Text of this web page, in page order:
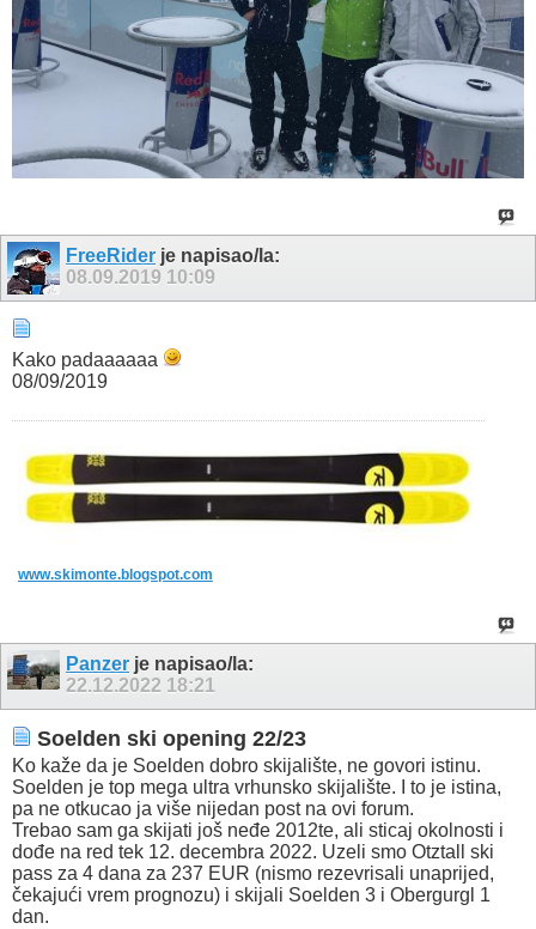
FreeRider je napisao/la:
08.09.2019 10:09
Kako padaaaaaa
08/09/2019
www.skimonte.blogspot.com
Panzer je napisao/la:
22.12.2022 18:21
Soelden ski opening 22/23
Ko kaže da je Soelden dobro skijalište, ne govori istinu.
Soelden je top mega ultra vrhunsko skijalište. I to je istina,
pa ne otkucao ja više nijedan post na ovi forum.
Trebao sam ga skijati još neđe 2012te, ali sticaj okolnosti i
dođe na red tek 12. decembra 2022. Uzeli smo Otztall ski
pass za 4 dana za 237 EUR (nismo rezevrisali unaprijed,
čekajući vrem prognozu) i skijali Soelden 3 i Obergurgl 1
dan.